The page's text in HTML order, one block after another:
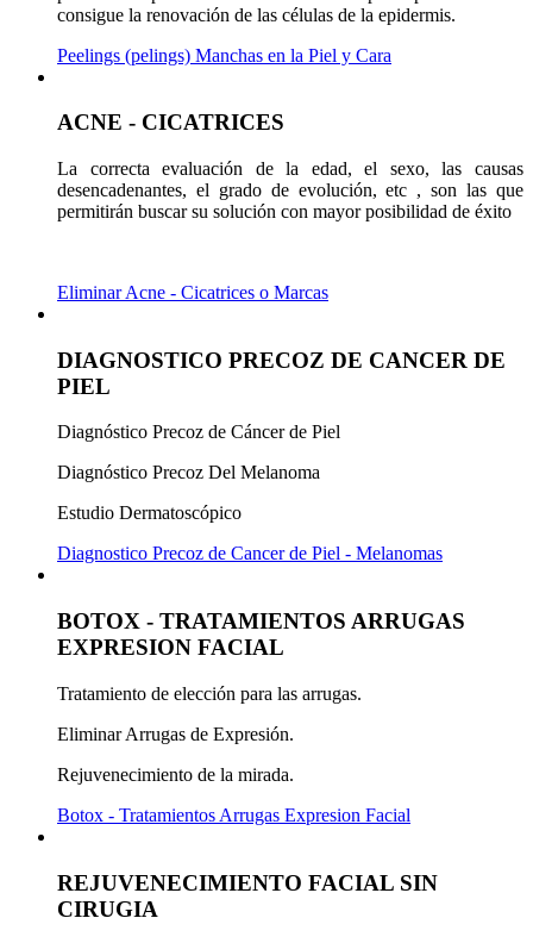
consigue la renovación de las células de la epidermis.
Peelings (pelings) Manchas en la Piel y Cara
ACNE - CICATRICES
La correcta evaluación de la edad, el sexo, las causas
desencadenantes, el grado de evolución, etc , son las que
permitirán buscar su solución con mayor posibilidad de éxito
Eliminar Acne - Cicatrices o Marcas
DIAGNOSTICO PRECOZ DE CANCER DE
PIEL
Diagnóstico Precoz de Cáncer de Piel
Diagnóstico Precoz Del Melanoma
Estudio Dermatoscópico
Diagnostico Precoz de Cancer de Piel - Melanomas
BOTOX - TRATAMIENTOS ARRUGAS
EXPRESION FACIAL
Tratamiento de elección para las arrugas.
Eliminar Arrugas de Expresión.
Rejuvenecimiento de la mirada.
Botox - Tratamientos Arrugas Expresion Facial
REJUVENECIMIENTO FACIAL SIN
CIRUGIA